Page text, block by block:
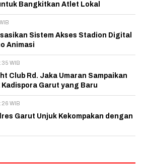
Bangkitkan Atlet Lokal
Sistem Akses Stadion Digital
Animasi
WIB
Club Rd. Jaka Umaran Sampaikan
Garut yang Baru
WIB
Garut Unjuk Kekompakan dengan